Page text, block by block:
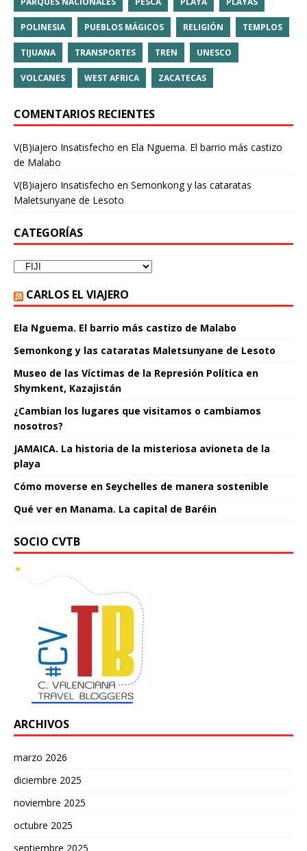
POLINESIA PUEBLOS MÁGICOS RELIGIÓN TEMPLOS
TIJUANA TRANSPORTES TREN UNESCO
VOLCANES WEST AFRICA ZACATECAS
COMENTARIOS RECIENTES
V(B)iajero Insatisfecho en Ela Nguema. El barrio más castizo
de Malabo
V(B)iajero Insatisfecho en Semonkong y las cataratas
Maletsunyane de Lesoto
CATEGORÍAS
CARLOS EL VIAJERO
Ela Nguema. El barrio más castizo de Malabo
Semonkong y las cataratas Maletsunyane de Lesoto
Museo de las Víctimas de la Represión Política en
Shymkent, Kazajistán
¿Cambian los lugares que visitamos o cambiamos
nosotros?
JAMAICA. La historia de la misteriosa avioneta de la
playa
Cómo moverse en Seychelles de manera sostenible
Qué ver en Manama. La capital de Baréin
SOCIO CVTB
ARCHIVOS
marzo 2026
diciembre 2025
noviembre 2025
octubre 2025
septiembre 2025